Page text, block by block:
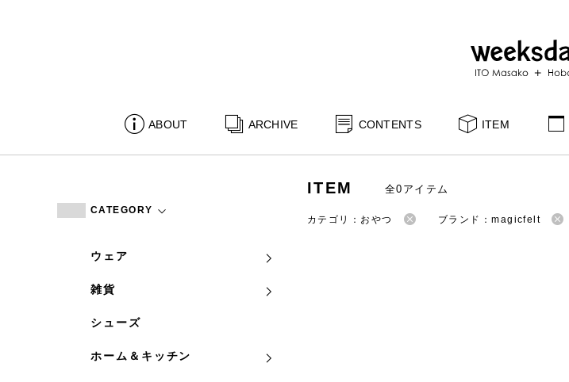
ABOUT ARCHIVE CONTENTS ITEM
CATEGORY
ウェア
雑貨
シューズ
ホーム＆キッチン
ITEM 全0アイテム
カテゴリ：おやつ ブランド：magicfelt